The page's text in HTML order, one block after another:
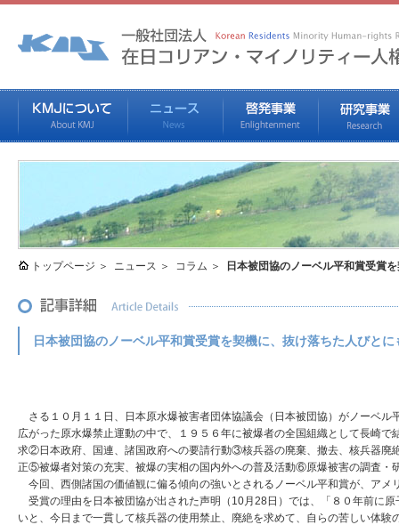
トップページ ニュース コラム 日本被団協のノーベル平和賞受賞
日本被団協のノーベル平和賞受賞を契機に、抜け落ちた人びと
さる１０月１１日、日本原水爆被害者団体協議会（日本被団協）がノーベ
広がった原水爆禁止運動の中で、１９５６年に被爆者の全国組織として長崎
求②日本政府、国連、諸国政府への要請行動③核兵器の廃棄、撤去、核兵器
正⑤被爆者対策の充実、被爆の実相の国内外への普及活動⑥原爆被害の調査
今回、西側諸国の価値観に偏る傾向の強いとされるノーベル平和賞が、ア
受賞の理由を日本被団協が出された声明（10月28日）では、「８０年前に
いと、今日まで一貫して核兵器の使用禁止、廃絶を求めて、自らの苦しい体